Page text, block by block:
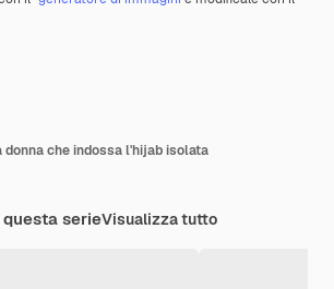
donna che indossa l'hijab isolata
serieVisualizza tutto